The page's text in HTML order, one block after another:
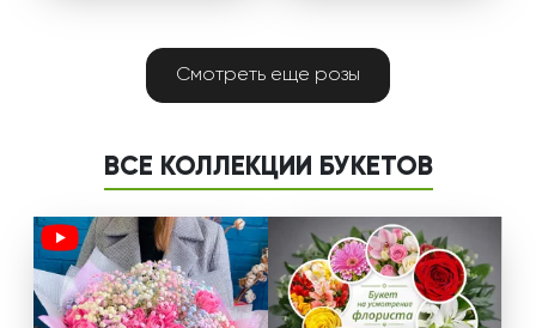
Смотреть еще розы
ВСЕ КОЛЛЕКЦИИ БУКЕТОВ